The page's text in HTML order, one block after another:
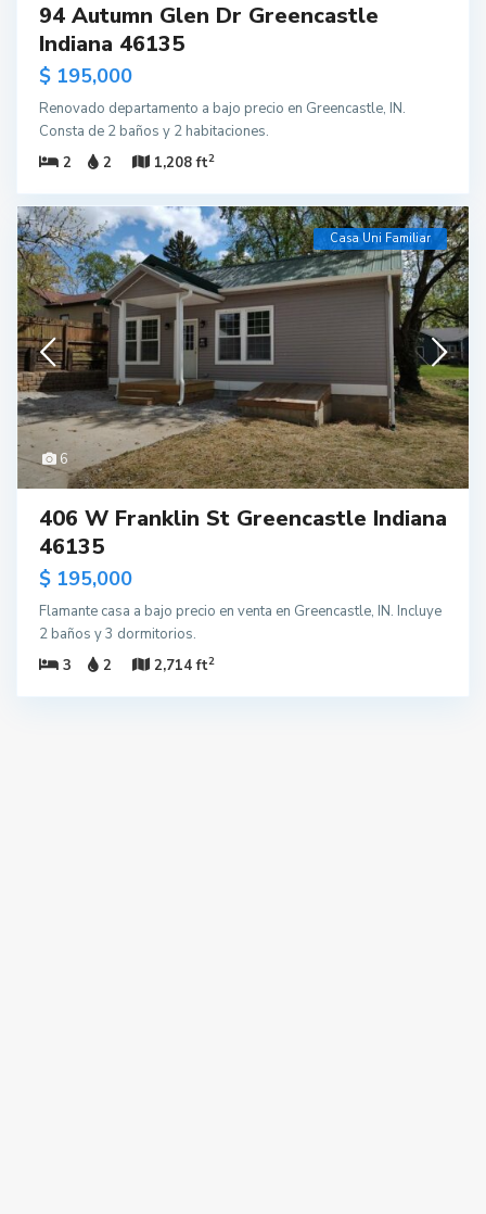
94 Autumn Glen Dr Greencastle
Indiana 46135
$ 195,000
Renovado departamento a bajo precio en Greencastle, IN.
Consta de 2 baños y 2 habitaciones.
2
2 1,208 ft2
6
Casa Uni Familiar
406 W Franklin St Greencastle Indiana
46135
$ 195,000
Flamante casa a bajo precio en venta en Greencastle, IN. Incluye
2 baños y 3 dormitorios.
3
2 2,714 ft2